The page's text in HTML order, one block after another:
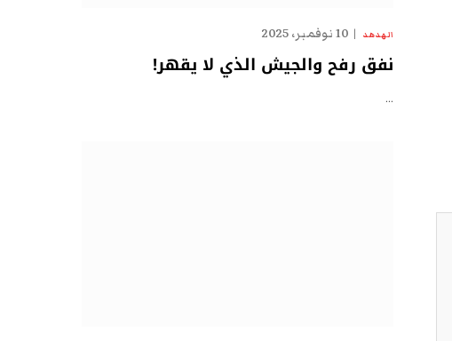
الهدهد 10 نوفمبر، 2025
نفق رفح والجيش الذي لا يقهر!
…